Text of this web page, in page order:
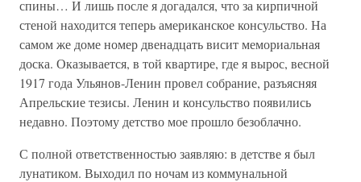
спины… И лишь после я догадался, что за кирпичной
стеной находится теперь американское консульство. На
самом же доме номер двенадцать висит мемориальная
доска. Оказывается, в той квартире, где я вырос, весной
1917 года Ульянов-Ленин провел собрание, разъясняя
Апрельские тезисы. Ленин и консульство появились
недавно. Поэтому детство мое прошло безоблачно.
С полной ответственностью заявляю: в детстве я был
лунатиком. Выходил по ночам из коммунальной